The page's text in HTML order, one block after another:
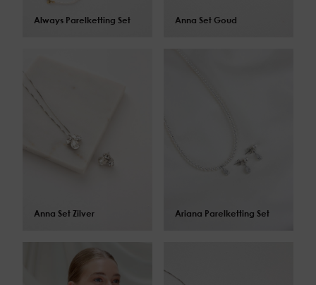
Always Parelketting Set
$181.00 $172.00 Anna Set Goud
$193.00 $184.00
Anna Set Zilver
$193.00 $184.00 Ariana Parelketting Set
$208.00 $199.00